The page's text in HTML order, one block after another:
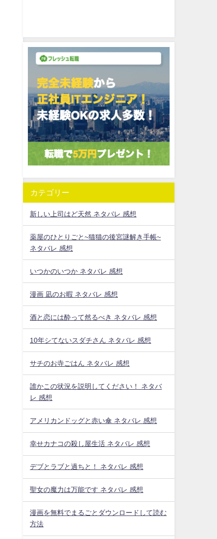
カテゴリー
新しい上司はど天然 ネタバレ 感想
薬屋のひとりごと~猫猫の後宮謎解き手帳~
ネタバレ 感想
いつかのいつか ネタバレ 感想
漫画 凪のお暇 ネタバレ 感想
酒と恋には酔って然るべき ネタバレ 感想
10年シてないスダチさん ネタバレ 感想
サチのお寺ごはん ネタバレ 感想
誰かこの状況を説明してください！ ネタバ
レ 感想
アメリカンドッグと赤い傘 ネタバレ 感想
幸せカナコの殺し屋生活 ネタバレ 感想
デブとラブと過ちと！ ネタバレ 感想
聖女の魔力は万能です ネタバレ 感想
漫画を無料でまるごとダウンロードして読む
方法